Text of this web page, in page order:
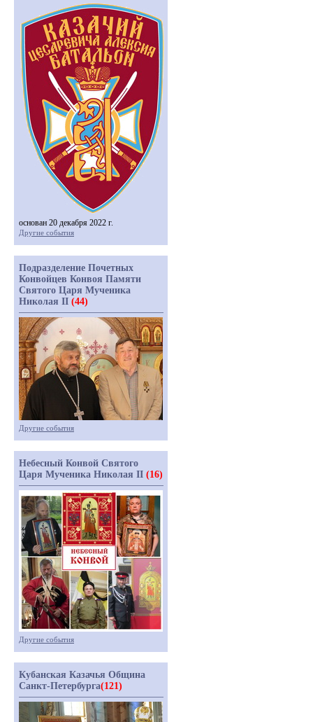
основан 20 декабря 2022 г.
Другие события
Подразделение Почетных
Конвойцев Конвоя Памяти
Святого Царя Мученика
Николая II (44)
Другие события
Небесный Конвой Святого
Царя Мученика Николая II (16)
Другие события
Кубанская Казачья Община
Санкт-Петербурга(121)